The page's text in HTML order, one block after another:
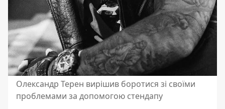
Олександр Терен вирішив боротися зі своїми
проблемами за допомогою стендапу